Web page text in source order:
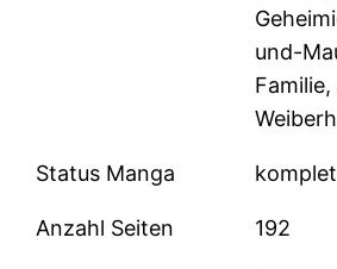
und-
Status Manga
Anzahl Seiten 192